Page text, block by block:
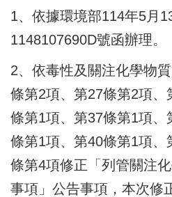
1、依據環境部114年5月
1148107690D號函辦理。
2、依毒性及關注化學物
條第2項、第27條第2項、
條第1項、第37條第1項、
條第1項、第40條第1項、
條第4項修正「列管關注
事項」公告事項，本次修